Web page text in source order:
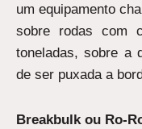
um equipamento
sobre rodas com
toneladas, sobre a
de ser puxada a
Breakbulk ou Ro-